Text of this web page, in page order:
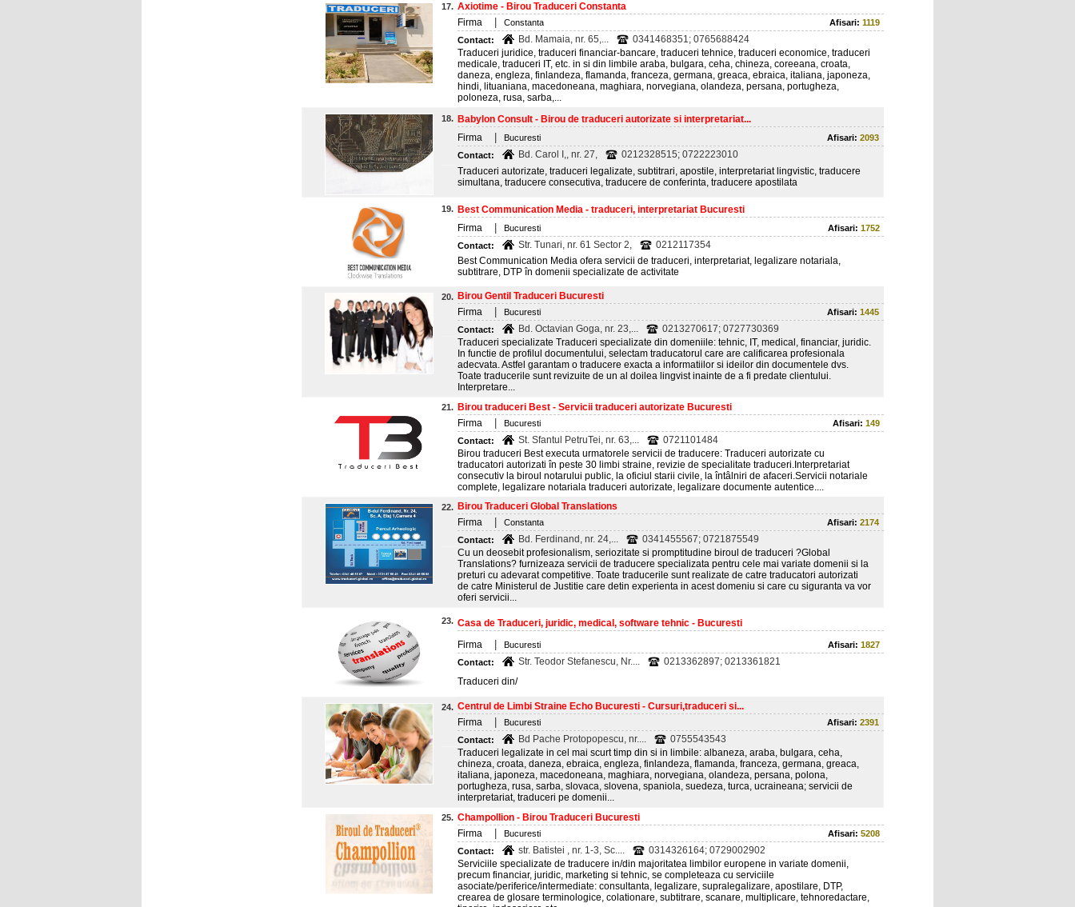
17. Axiotime - Birou Traduceri Constanta
Firma
Constanta Afisari: 1119
Contact:
Bd. Mamaia, nr. 65,...
0341468351; 0765688424
Traduceri juridice, traduceri financiar-bancare, traduceri tehnice, traduceri economice, traduceri
medicale, traduceri IT, etc. in si din limbile araba, bulgara, ceha, chineza, coreeana, croata,
daneza, engleza, finlandeza, flamanda, franceza, germana, greaca, ebraica, italiana, japoneza,
hindi, lituaniana, macedoneana, maghiara, norvegiana, olandeza, persana, portugheza,
poloneza, rusa, sarba,...
18. Babylon Consult - Birou de traduceri autorizate si interpretariat...
Firma
Bucuresti Afisari: 2093
Contact:
Bd. Carol I,, nr. 27,
0212328515; 0722223010
Traduceri autorizate, traduceri legalizate, subtitrari, apostile, interpretariat lingvistic, traducere
simultana, traducere consecutiva, traducere de conferinta, traducere apostilata
19. Best Communication Media - traduceri, interpretariat Bucuresti
Firma
Bucuresti Afisari: 1752
Contact:
Str. Tunari, nr. 61 Sector 2,
0212117354
Best Communication Media ofera servicii de traduceri, interpretariat, legalizare notariala,
subtitrare, DTP în domenii specializate de activitate
20. Birou Gentil Traduceri Bucuresti
Firma
Bucuresti Afisari: 1445
Contact:
Bd. Octavian Goga, nr. 23,...
0213270617; 0727730369
Traduceri specializate Traduceri specializate din domeniile: tehnic, IT, medical, financiar, juridic.
In functie de profilul documentului, selectam traducatorul care are calificarea profesionala
adecvata. Astfel garantam o traducere exacta a informatiilor si ideilor din documentele dvs.
Toate traducerile sunt revizuite de un al doilea lingvist inainte de a fi predate clientului.
Interpretare...
21. Birou traduceri Best - Servicii traduceri autorizate Bucuresti
Firma
Bucuresti Afisari: 149
Contact:
St. Sfantul PetruTei, nr. 63,...
0721101484
Birou traduceri Best executa urmatorele servicii de traducere: Traduceri autorizate cu
traducatori autorizati în peste 30 limbi straine, revizie de specialitate traduceri.Interpretariat
consecutiv la biroul notarului public, la oficiul starii civile, la întâlniri de afaceri.Servicii notariale
complete, legalizare notariala traduceri autorizate, legalizare documente autentice....
22. Birou Traduceri Global Translations
Firma
Constanta Afisari: 2174
Contact:
Bd. Ferdinand, nr. 24,...
0341455567; 0721875549
Cu un deosebit profesionalism, seriozitate si promptitudine biroul de traduceri ?Global
Translations? furnizeaza servicii de traducere specializata pentru cele mai variate domenii si la
preturi cu adevarat competitive. Toate traducerile sunt realizate de catre traducatori autorizati
de catre Ministerul de Justitie care detin experienta in acest domeniu si care cu siguranta va vor
oferi servicii...
23. Casa de Traduceri, juridic, medical, software tehnic - Bucuresti
Firma
Bucuresti Afisari: 1827
Contact:
Str. Teodor Stefanescu, Nr....
0213362897; 0213361821
Traduceri din/
24. Centrul de Limbi Straine Echo Bucuresti - Cursuri,traduceri si...
Firma
Bucuresti Afisari: 2391
Contact:
Bd Pache Protopopescu, nr....
0755543543
Traduceri legalizate in cel mai scurt timp din si in limbile: albaneza, araba, bulgara, ceha,
chineza, croata, daneza, ebraica, engleza, finlandeza, flamanda, franceza, germana, greaca,
italiana, japoneza, macedoneana, maghiara, norvegiana, olandeza, persana, polona,
portugheza, rusa, sarba, slovaca, slovena, spaniola, suedeza, turca, ucraineana; servicii de
interpretariat, traduceri pe domenii...
25. Champollion - Birou Traduceri Bucuresti
Firma
Bucuresti Afisari: 5208
Contact:
str. Batistei , nr. 1-3, Sc....
0314326164; 0729002902
Serviciile specializate de traducere in/din majoritatea limbilor europene in variate domenii,
precum financiar, juridic, marketing si tehnic, se completeaza cu serviciile
asociate/periferice/intermediate: consultanta, legalizare, supralegalizare, apostilare, DTP,
crearea de glosare terminologice, colationare, subtitrare, scanare, multiplicare, tehnoredactare,